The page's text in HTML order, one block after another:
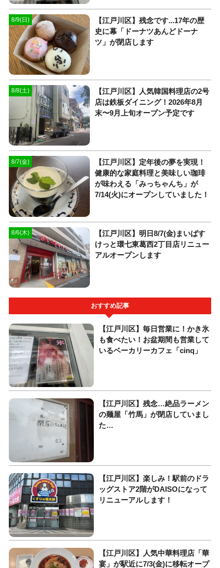
8/9(日)
【江戸川区】残念です...17年の歴
史に幕「ドーナツあんどドーナ
ツ」が閉店します
8/8(土)
【江戸川区】人気韓国料理店の2号
店は鉄板ダイニング！2026年8月
末〜9月上旬オープン予定です
8/7(金)
【江戸川区】定年後の夢を実現！
健康的な家庭料理と美味しい珈琲
が味わえる「みっちゃんち」が
7/14(火)にオープンしていました！
8/6(木)
【江戸川区】明日8/7(金)まいばす
けっと環七東葛西2丁目店リニュー
アルオープンします
おすすめ記事
【江戸川区】毎日営業に！かき氷
も食べたい！お盆期間も営業して
いるベーカリーカフェ「cinq」
【江戸川区】残念…絶品ラーメン
の麺屋「竹馬」が閉店していまし
た…
【江戸川区】楽しみ！駅前のドラ
ッグストア2階がDAISOになって
リニューアルします！
【江戸川区】人気中華料理店「華
宴」が駅近に7/3(金)に移転オープ